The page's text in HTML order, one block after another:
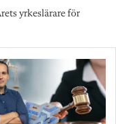
yrkeslärare för